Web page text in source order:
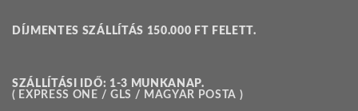
DÍJMENTES SZÁLLÍTÁS 150.000 FT FELETT.
SZÁLLÍTÁSI IDŐ: 1-3 MUNKANAP.
( EXPRESS ONE / GLS / MAGYAR POSTA )